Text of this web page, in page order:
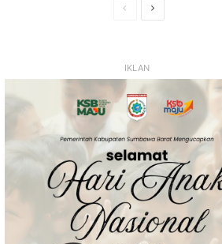
HalamanHalaman
IKLAN